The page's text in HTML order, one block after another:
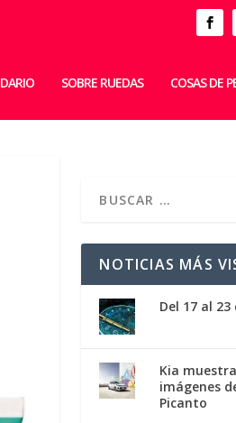
SOBRE RUEDAS COSAS DE
NOTICIAS MÁS
Del 17 al
Kia
imágenes
Picanto